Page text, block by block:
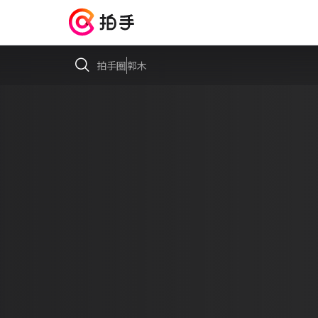
拍手圈郭木